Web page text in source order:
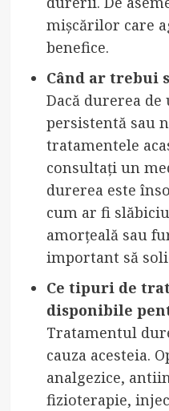
mișcărilor care
benefice.
Când ar trebui
Dacă durerea de
persistentă sau
tratamentele
consultați un
durerea este
cum ar fi
amorțeală sau
important să
Ce tipuri de
disponibile
Tratamentul
cauza acesteia.
analgezice,
fizioterapie,